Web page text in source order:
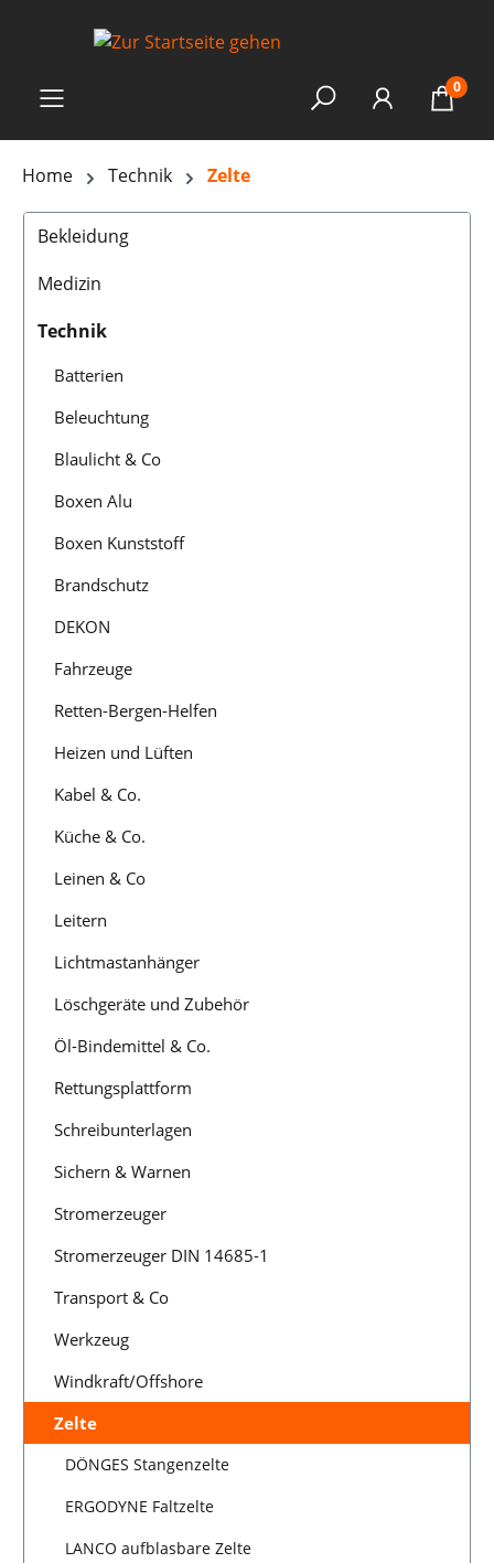
0
Home Technik Zelte
Bekleidung
Medizin
Technik
Batterien
Beleuchtung
Blaulicht & Co
Boxen Alu
Boxen Kunststoff
Brandschutz
DEKON
Fahrzeuge
Retten-Bergen-Helfen
Heizen und Lüften
Kabel & Co.
Küche & Co.
Leinen & Co
Leitern
Lichtmastanhänger
Löschgeräte und Zubehör
Öl-Bindemittel & Co.
Rettungsplattform
Schreibunterlagen
Sichern & Warnen
Stromerzeuger
Stromerzeuger DIN 14685-1
Transport & Co
Werkzeug
Windkraft/Offshore
Zelte
DÖNGES Stangenzelte
ERGODYNE Faltzelte
LANCO aufblasbare Zelte